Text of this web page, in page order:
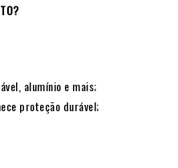
alumínio e mais;
proteção durável;